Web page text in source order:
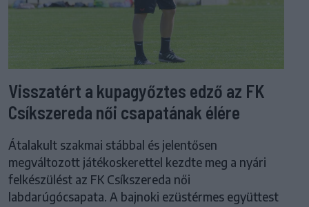
Visszatért a kupagyőztes edző az FK
Csíkszereda női csapatának élére
Átalakult szakmai stábbal és jelentősen
megváltozott játékoskerettel kezdte meg a nyári
felkészülést az FK Csíkszereda női
labdarúgócsapata. A bajnoki ezüstérmes együttest